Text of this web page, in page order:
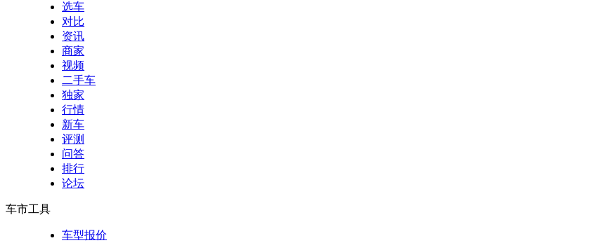
选车
对比
资讯
商家
视频
二手车
独家
行情
新车
评测
问答
排行
论坛
车市工具
车型报价